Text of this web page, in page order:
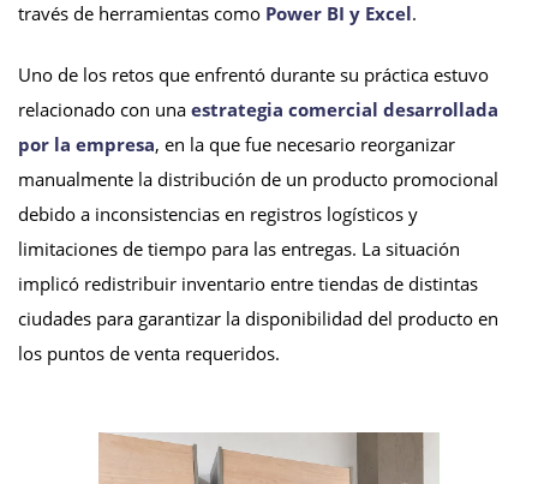
través de herramientas como Power BI y Excel.
Uno de los retos que enfrentó durante su práctica estuvo
relacionado con una estrategia comercial desarrollada
por la empresa, en la que fue necesario reorganizar
manualmente la distribución de un producto promocional
debido a inconsistencias en registros logísticos y
limitaciones de tiempo para las entregas. La situación
implicó redistribuir inventario entre tiendas de distintas
ciudades para garantizar la disponibilidad del producto en
los puntos de venta requeridos.